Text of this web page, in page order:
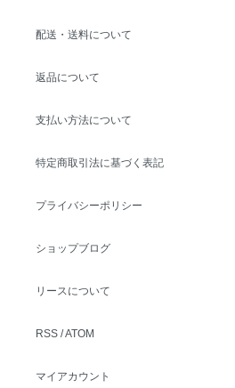
配送・送料について
返品について
支払い方法について
特定商取引法に基づく表記
プライバシーポリシー
ショップブログ
リースについて
RSS /ATOM
マイアカウント